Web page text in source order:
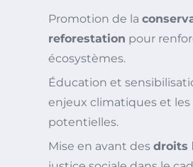
Promotion de la
reforestation pour
écosystèmes.
Éducation et
enjeux climatiques et
potentielles.
Mise en avant des droits